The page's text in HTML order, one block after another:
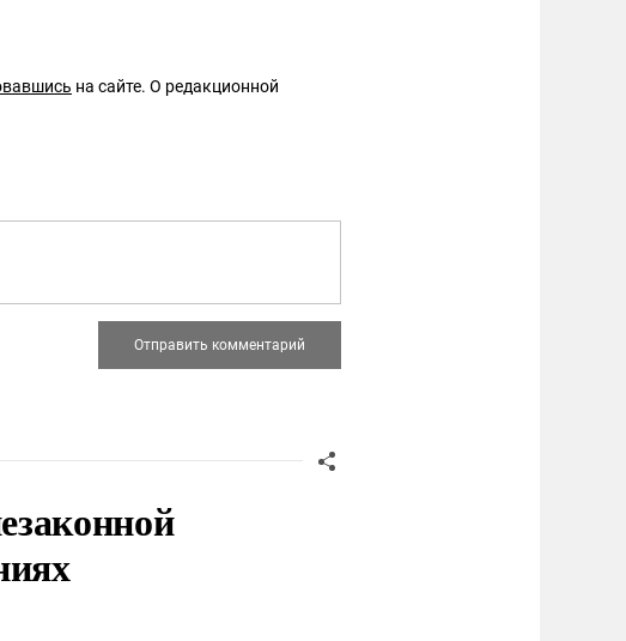
на сайте. О редакционной